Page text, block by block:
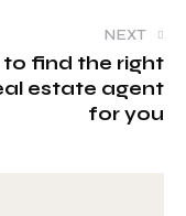
NEXT
to find the right
estate agent
for you